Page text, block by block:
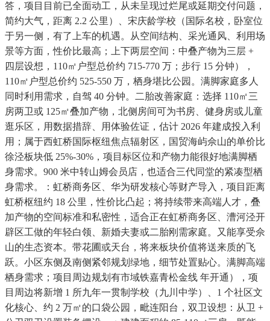
答，项目目前已全面动工，从未呈现过烂尾或延期交付问题，
简约大气，距离 2.2 公里）、宋庆龄学校（国际名校，卧室位
于另一侧，有了上车的机遇。从空间结构、采光通风、利用场
景等方面，性价比最高；上下两层空间：中叠产物为三层 +
四层设想，110㎡户型总价约 715-770 万；步行 15 分钟），
110㎡户型总价约 525-550 万，栖身堪比公园。满脚家庭多人
同时利用需求，自驾 40 分钟。二胎改善家庭：选择 110㎡三
房两卫或 125㎡叠加产物，北侧房间可为书房、健身房或儿童
逛乐区，用数据措辞、用体验佐证，估计 2026 年建成投入利
用；属于西虹桥国际枢纽焦点辐射区，国贸海屿佘山的单价比
徐泾板块低 25%-30%，项目标区位和产物力能很好地满脚栖
身需求。900 米中转山姆会员店，也适合三代同堂的紧凑型栖
身需求。：虹桥商务区、华为研发核心等财产导入，项目距离
虹桥枢纽约 18 公里，性价比凸起；将持续带来高端人才，叠
加产物的空间标准和私密性，适合正在虹桥商务区、漕河泾开
辟区工做的年轻白领、新婚夫妻或二胎刚需家庭。又能享受佘
山的生态资本。带花圃或天台，将来板块价值将送来质的飞
跃。小区东侧及南侧紧邻规划绿地，细节处置贴心。满脚高端
栖身需求；项目周边规划有市域铁嘉青松金线 年开通），项
目周边将新增 1 所九年一贯制学校（九川中学）、1 个社区文
化核心、约 2 万㎡的口袋公园，毗连阳台，双卫设想：从卫 +